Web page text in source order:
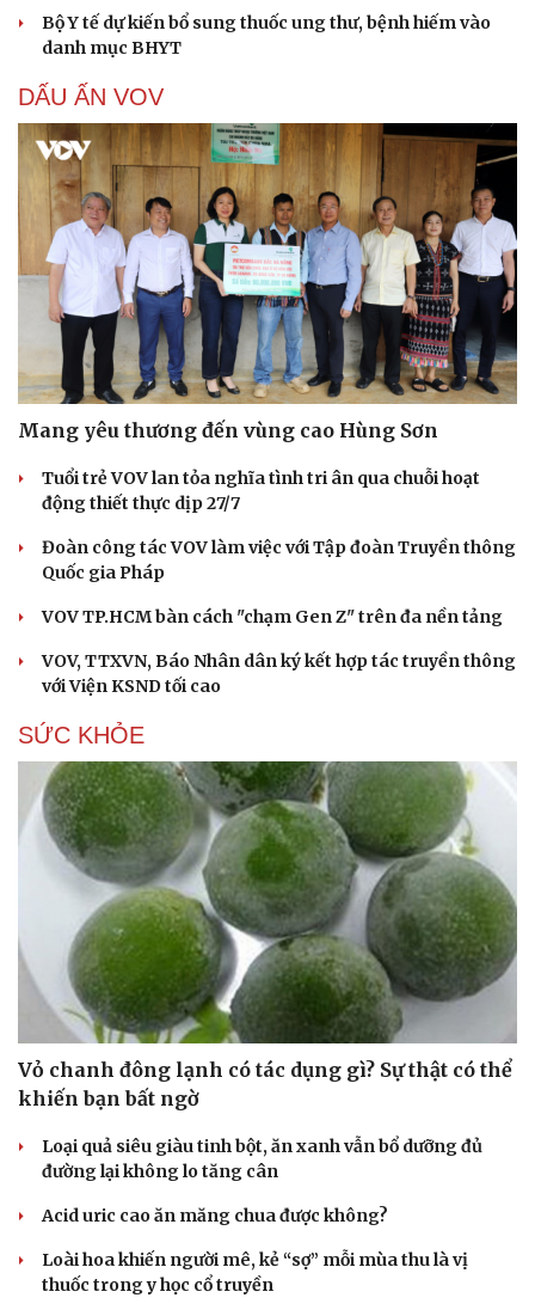
Cải chính
Bộ Y tế dự kiến bổ sung thuốc ung thư, bệnh hiếm vào
danh mục BHYT
DẤU ẤN VOV
Mang yêu thương đến vùng cao Hùng Sơn
Tuổi trẻ VOV lan tỏa nghĩa tình tri ân qua chuỗi hoạt
động thiết thực dịp 27/7
Đoàn công tác VOV làm việc với Tập đoàn Truyền thông
Quốc gia Pháp
VOV TP.HCM bàn cách "chạm Gen Z" trên đa nền tảng
VOV, TTXVN, Báo Nhân dân ký kết hợp tác truyền thông
với Viện KSND tối cao
SỨC KHỎE
Vỏ chanh đông lạnh có tác dụng gì? Sự thật có thể
khiến bạn bất ngờ
Loại quả siêu giàu tinh bột, ăn xanh vẫn bổ dưỡng đủ
đường lại không lo tăng cân
Acid uric cao ăn măng chua được không?
Loài hoa khiến người mê, kẻ “sợ” mỗi mùa thu là vị
thuốc trong y học cổ truyền